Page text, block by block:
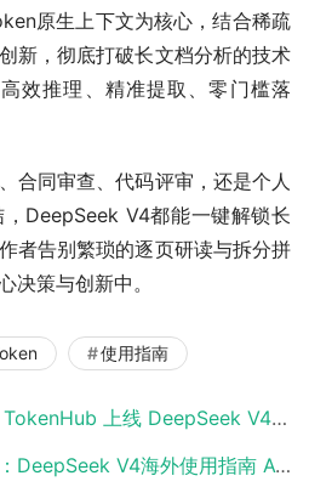
原生上下文为核心，结合稀疏
新，彻底打破长文档分析的技术
效推理、精准提取、零门槛落
合同审查、代码评审，还是个人
DeepSeek V4都能一键解锁长
者告别繁琐的逐页研读与拆分拼
决策与创新中。
使用指南
上线 DeepSeek V4 百万上下文普惠企业
V4海外使用指南 AWS部署方案